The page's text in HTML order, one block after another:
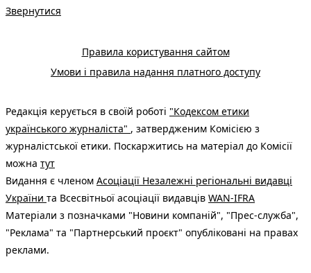
Звернутися
Правила користування сайтом
Умови і правила надання платного доступу
Редакція керується в своїй роботі "Кодексом етики
українського журналіста" , затвердженим Комісією з
журналістської етики. Поскаржитись на матеріал до Комісії
можна тут
Видання є членом Асоціації Незалежні регіональні видавці
України та Всесвітньої асоціації видавців WAN-IFRA
Матеріали з позначками "Новини компаній", "Прес-служба",
"Реклама" та "Партнерський проєкт" опубліковані на правах
реклами.